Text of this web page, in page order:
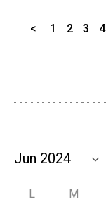
< 1 2 3 4
L M